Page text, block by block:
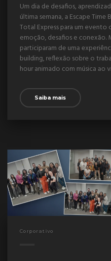
Um dia de desafios,
última semana, a Escape Time
Total Express para um
emoção, desafios e conexão.
participaram de uma
building, reflexão sobre o
hour animado com música ao
Saiba mais
Corporativo